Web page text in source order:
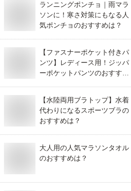
ランニングポンチョ｜雨マラ
ソンに！寒さ対策にもなる人
気ポンチョのおすすめは？
【ファスナーポケット付きパ
ンツ】レディース用！ジッパ
ーポケットパンツのおすすめ
【水陸両用ブラトップ】水着
代わりになるスポーツブラの
おすすめは？
大人用の人気マラソンタオル
のおすすめは？